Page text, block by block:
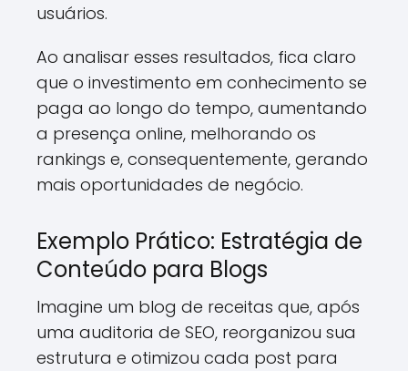
usuários.
Ao analisar esses resultados, fica claro
que o investimento em conhecimento se
paga ao longo do tempo, aumentando
a presença online, melhorando os
rankings e, consequentemente, gerando
mais oportunidades de negócio.
Exemplo Prático: Estratégia de
Conteúdo para Blogs
Imagine um blog de receitas que, após
uma auditoria de SEO, reorganizou sua
estrutura e otimizou cada post para